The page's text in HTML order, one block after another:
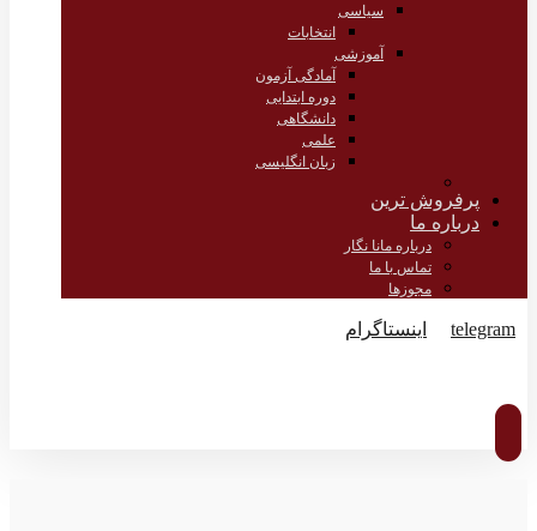
سیاسی
انتخابات
آموزشی
آمادگی آزمون
دوره ابتدایی
دانشگاهی
علمی
زبان انگلیسی
پرفروش ترین
درباره ما
درباره مانا نگار
تماس با ما
مجوزها
telegram
اینستاگرام